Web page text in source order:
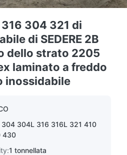
304 321 di
di SEDERE 2B
dello strato 2205
laminato a freddo
inossidabile
304 304L 316 316L 321 410
430
1 tonnellata